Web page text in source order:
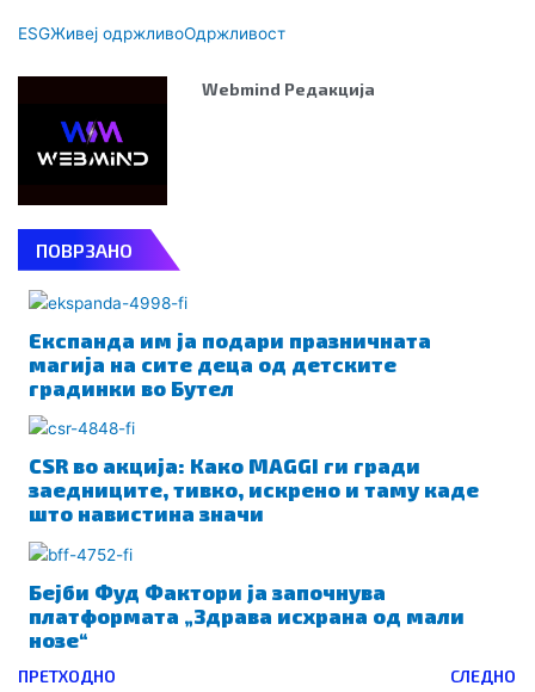
ESGЖивеј одржливоОдржливост
Webmind Редакција
ПОВРЗАНО
Експанда им ја подари празничната
магија на сите деца од детските
градинки во Бутел
CSR во акција: Како MAGGI ги гради
заедниците, тивко, искрено и таму каде
што навистина значи
Бејби Фуд Фактори ја започнува
платформата „Здрава исхрана од мали
нозе“
Prev
ПРЕТХОДНО СЛЕДНО